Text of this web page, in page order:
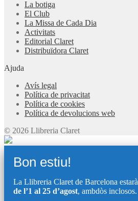
La botiga
El Club
La Missa de Cada Dia
Activitats
Editorial Claret
Distribuïdora Claret
Ajuda
Avís legal
Política de privacitat
Política de cookies
Política de devolucions web
© 2026 Llibreria Claret
Bon estiu!
La Llibreria Claret de Barcelona estarà
de l’1 al 25 d’agost, ambdòs inclosos.